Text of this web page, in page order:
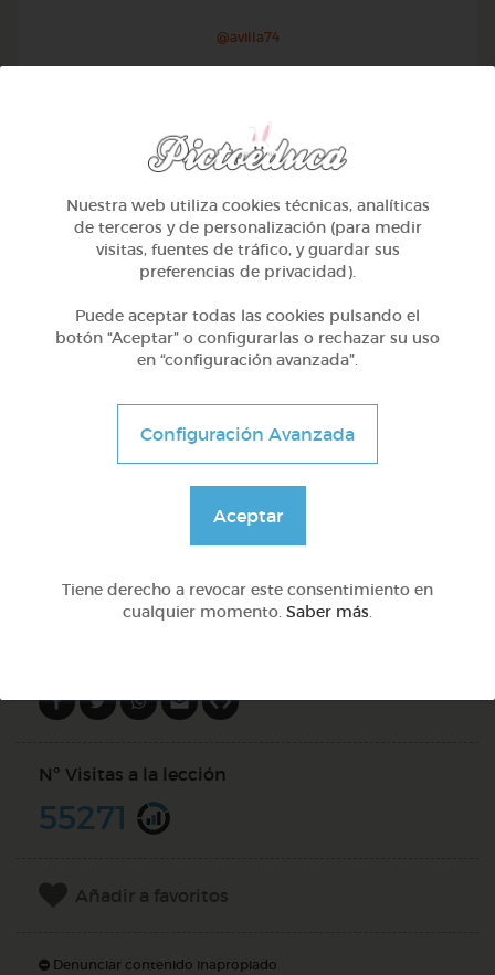
@avilla74
Otros
Sílabas trabadas
DOCS (2)
Nº Visitas a la lección
55271
Añadir a favoritos
Denunciar contenido inapropiado
Nuestra web utiliza cookies técnicas, analíticas
de terceros y de personalización (para medir
visitas, fuentes de tráfico, y guardar sus
preferencias de privacidad).
Puede aceptar todas las cookies pulsando el
botón “Aceptar” o configurarlas o rechazar su uso
en “configuración avanzada”.
Configuración Avanzada
Aceptar
Tiene derecho a revocar este consentimiento en
cualquier momento. Saber más.